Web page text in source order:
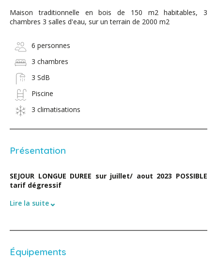
Maison traditionnelle en bois de 150 m2 habitables, 3
chambres 3 salles d'eau, sur un terrain de 2000 m2
6 personnes
3 chambres
3 SdB
Piscine
3 climatisations
Présentation
SEJOUR LONGUE DUREE sur juillet/ aout 2023 POSSIBLE
tarif dégressif
Lire la suite⌄
Équipements